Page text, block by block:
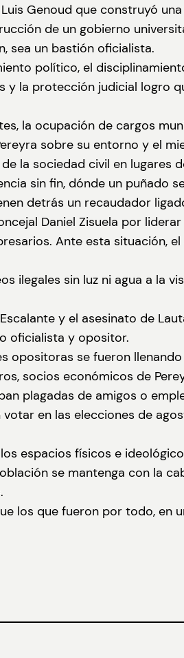
Genoud que construyó
de un gobierno
sea un bastión oficialista.
político, el
y la protección judicial logro
la ocupación de cargos
sobre su entorno y el
la sociedad civil en lugares
sin fin, dónde un puñado
detrás un recaudador
Daniel Zisuela por
Ante esta situación,
ilegales sin luz ni agua a la
y el asesinato de
oficialista y opositor.
opositoras se fueron
socios económicos de
plagadas de amigos o
votar en las elecciones de
espacios físicos e
se mantenga con la
los que fueron por todo, en